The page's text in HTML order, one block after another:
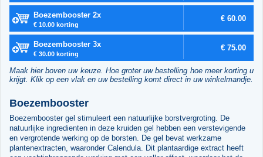
Boezembooster 2x
€ 10.00 korting
€ 60.00
Boezembooster 3x
€ 30.00 korting
€ 75.00
Maak hier boven uw keuze. Hoe groter uw bestelling hoe meer korting u
krijgt. Klik op een vlak en uw bestelling komt direct in uw winkelmandje.
Boezembooster
Boezembooster gel stimuleert een natuurlijke borstvergroting. De
natuurlijke ingredienten in deze kruiden gel hebben een verstevigende
en vergrotende werking op de borsten. De gel bevat werkzame
plantenextracten, waaronder Calendula. Dit plantaardige extract heeft